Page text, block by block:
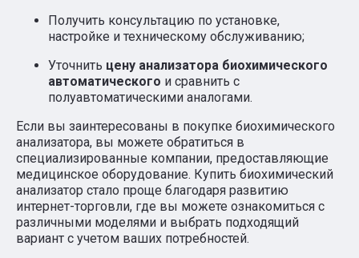
Получить консультацию по установке,
настройке и техническому обслуживанию;
Уточнить цену анализатора биохимического
автоматического и сравнить с
полуавтоматическими аналогами.
Если вы заинтересованы в покупке биохимического
анализатора, вы можете обратиться в
специализированные компании, предоставляющие
медицинское оборудование. Купить биохимический
анализатор стало проще благодаря развитию
интернет-торговли, где вы можете ознакомиться с
различными моделями и выбрать подходящий
вариант с учетом ваших потребностей.